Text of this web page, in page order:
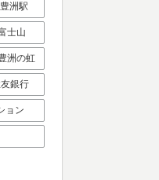
洲駅
士山
洲の虹
銀行
ョン